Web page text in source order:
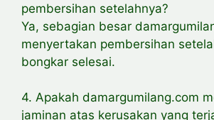
pembersihan setelahnya?
Ya, sebagian besar
menyertakan pembersihan
bongkar selesai.
4. Apakah damargumilang.com
jaminan atas kerusakan yang